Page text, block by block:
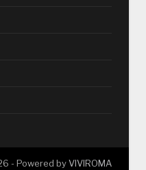
- Powered byVIVIROMA